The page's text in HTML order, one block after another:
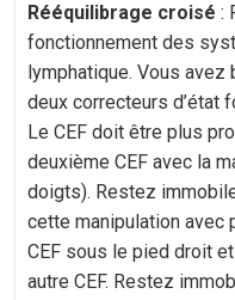
Rééquilibrage croisé :
fonctionnement des
lymphatique. Vous avez
deux correcteurs d’état
Le CEF doit être plus
deuxième CEF avec la
doigts). Restez
cette manipulation avec
CEF sous le pied droit
autre CEF. Restez